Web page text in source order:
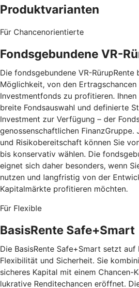
Produktvarianten
Für Chancenorientierte
Fondsgebundene VR-
Die fondsgebundene VR-RürupRente
Möglichkeit, von den
Investmentfonds zu profitieren.
breite Fondsauswahl und definierte
Investment zur Verfügung – der
genossenschaftlichen FinanzGruppe.
und Risikobereitschaft können Sie
bis konservativ wählen. Die
eignet sich daher besonders, wenn
nutzen und langfristig von der
Kapitalmärkte profitieren möchten.
Für Flexible
BasisRente Safe+Smart
Die BasisRente Safe+Smart setzt
Flexibilität und Sicherheit. Sie
sicheres Kapital mit einem Chancen-
lukrative Renditechancen eröffnet.